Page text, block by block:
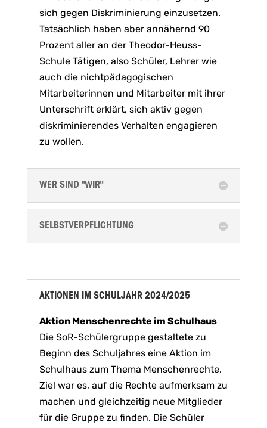
sich gegen Diskriminierung einzusetzen.
Tatsächlich haben aber annähernd 90
Prozent aller an der Theodor-Heuss-
Schule Tätigen, also Schüler, Lehrer wie
auch die nichtpädagogischen
Mitarbeiterinnen und Mitarbeiter mit ihrer
Unterschrift erklärt, sich aktiv gegen
diskriminierendes Verhalten engagieren
zu wollen.
WER SIND "WIR"
SELBSTVERPFLICHTUNG
AKTIONEN IM SCHULJAHR 2024/2025
Aktion Menschenrechte im Schulhaus
Die SoR-Schülergruppe gestaltete zu
Beginn des Schuljahres eine Aktion im
Schulhaus zum Thema Menschenrechte.
Ziel war es, auf die Rechte aufmerksam zu
machen und gleichzeitig neue Mitglieder
für die Gruppe zu finden. Die Schüler